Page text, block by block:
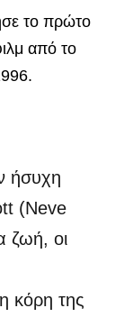
το πρώτο
από το
ήσυχη
(Neve
ζωή, οι
κόρη της